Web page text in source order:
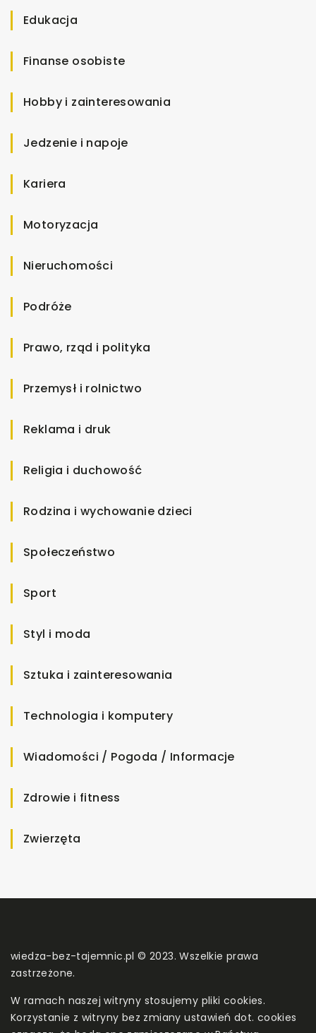
Edukacja
Finanse osobiste
Hobby i zainteresowania
Jedzenie i napoje
Kariera
Motoryzacja
Nieruchomości
Podróże
Prawo, rząd i polityka
Przemysł i rolnictwo
Reklama i druk
Religia i duchowość
Rodzina i wychowanie dzieci
Społeczeństwo
Sport
Styl i moda
Sztuka i zainteresowania
Technologia i komputery
Wiadomości / Pogoda / Informacje
Zdrowie i fitness
Zwierzęta
wiedza-bez-tajemnic.pl © 2023. Wszelkie prawa
zastrzeżone.
W ramach naszej witryny stosujemy pliki cookies.
Korzystanie z witryny bez zmiany ustawień dot. cookies